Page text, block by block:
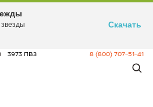
3973 ПВЗ 8 (800) 707-51-41
Скачать